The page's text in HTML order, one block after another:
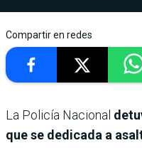
Compartir en redes
La Policía Nacional
que se dedicada a